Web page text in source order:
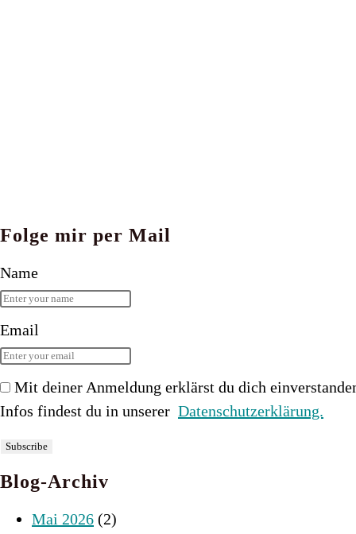
Folge mir per Mail
Name
Email
Mit deiner Anmeldung erklärst du dich
Infos findest du in unserer Datenschutzerklärung.
Blog-Archiv
Mai 2026 (2)